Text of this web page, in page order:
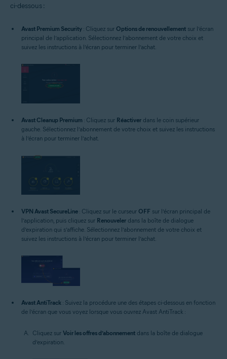
ci-dessous :
Avast Premium Security : Cliquez sur Options de renouvellement sur l’écran
principal de l’application. Sélectionnez l’abonnement de votre choix et
suivez les instructions à l’écran pour terminer l’achat.
Avast Cleanup Premium : Cliquez sur Réactiver dans le coin supérieur
gauche. Sélectionnez l’abonnement de votre choix et suivez les instructions
à l’écran pour terminer l’achat.
VPN Avast SecureLine : Cliquez sur le curseur OFF sur l’écran principal de
l’application, puis cliquez sur Renouveler dans la boîte de dialogue
d’expiration qui s’affiche. Sélectionnez l’abonnement de votre choix et
suivez les instructions à l’écran pour terminer l’achat.
Avast AntiTrack : Suivez la procédure une des étapes ci-dessous en fonction
de l’écran que vous voyez lorsque vous ouvrez Avast AntiTrack :
Cliquez sur Voir les offres d’abonnement dans la boîte de dialogue
d’expiration.